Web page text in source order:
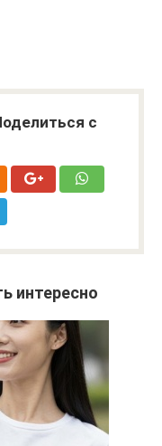
с
интересно